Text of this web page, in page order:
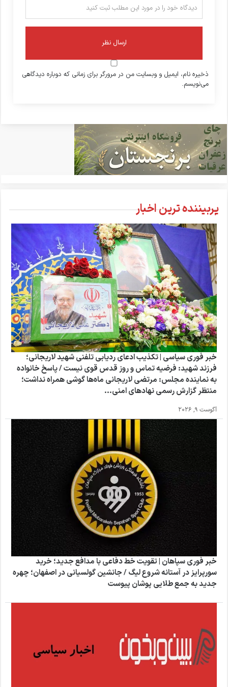
ذخیره نام، ایمیل و وبسایت من در مرورگر برای زمانی که دوباره دیدگاهی
می‌نویسم.
پربیننده ترین اخبار
خبر فوری سیاسی | تکذیب ادعای ردیابی تلفنی شهید لاریجانی؛
فرزند شهید: فرضیه تماس و روز قدس قوی نیست / پاسخ خانواده
به نماینده مجلس: مرتضی لاریجانی ماه‌ها گوشی همراه نداشت؛
منتظر گزارش رسمی نهادهای امنی...
آگوست 9, 2026
خبر فوری سپاهان | تقویت خط دفاعی با مدافع جدید؛ خرید
سورپرایز در آستانه شروع لیگ / جانشین گولسیانی در اصفهان؛ چهره
جدید به جمع طلایی‌ پوشان پیوست